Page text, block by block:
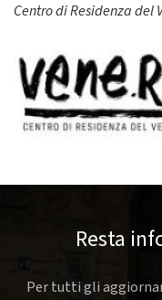
Centro di Residenza del
Resta
Per tutti gli